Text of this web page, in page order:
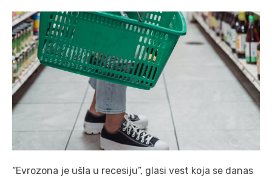
“Evrozona je ušla u recesiju”, glasi vest koja se danas